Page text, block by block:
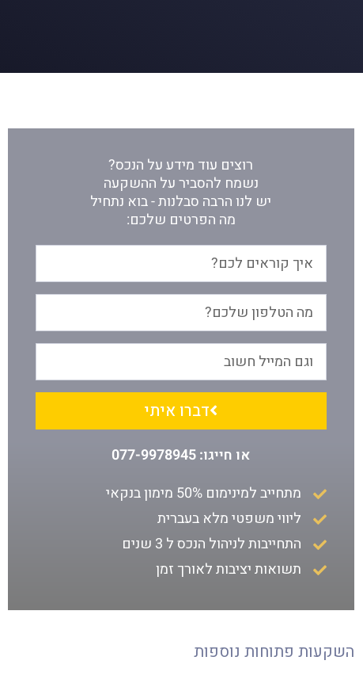
רוצים עוד מידע על הנכס?
נשמח להסביר על ההשקעה
יש לנו הרבה סבלנות - בוא נתחיל
מה הפרטים שלכם:
דברו איתי
או חייגו: 077-9978945
מתחייב למינימום 50% מימון בנקאי
ליווי משפטי מלא בעברית
התחייבות לניהול הנכס ל 3 שנים
תשואות יציבות לאורך זמן
השקעות פתוחות נוספות